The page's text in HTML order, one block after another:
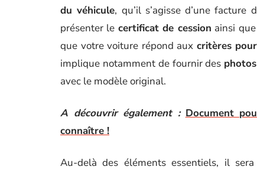
du véhicule, qu’il s’agisse d’une facture
présenter le certificat de cession ainsi que
que votre voiture répond aux critères
implique notamment de fournir des
avec le modèle original.
A découvrir également : Document
connaître !
Au-delà des éléments essentiels, il